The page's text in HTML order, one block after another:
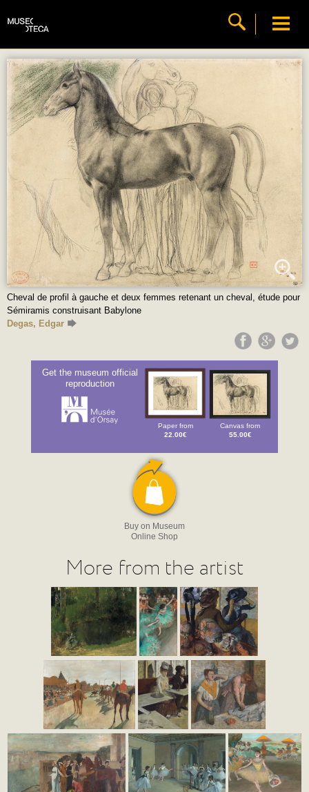
Cheval de profil à gauche et deux femmes retenant un cheval, étude pour
Sémiramis construisant Babylone
Degas, Edgar
Get the museum official
reproduction
Paper from
22.00€
Canvas from
55.00€
Buy on Museum
Online Shop
More from the artist